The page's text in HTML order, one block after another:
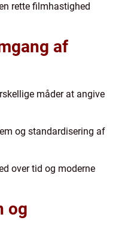
rette filmhastighed
af
måder at angive
og standardisering af
over tid og moderne
og